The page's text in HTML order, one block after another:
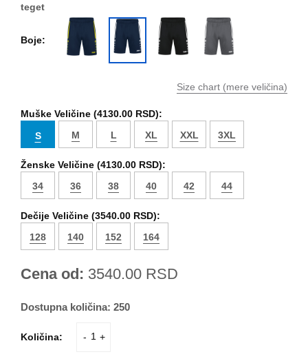
teget
Boje:
Size chart (mere veličina)
Muške Veličine (4130.00 RSD):
S
M L XL XXL 3XL
Ženske Veličine (4130.00 RSD):
34
36 38 40 42 44
Dečije Veličine (3540.00 RSD):
128
140 152 164
Cena od: 3540.00 RSD
Dostupna količina: 250
Količina: - +